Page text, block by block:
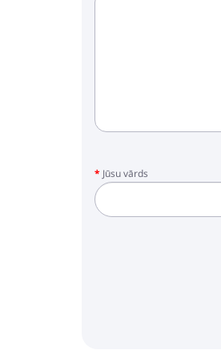
Jūsu vārds